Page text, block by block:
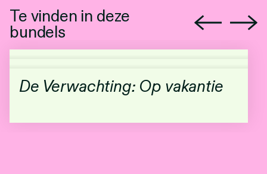
Te vinden in deze
bundels
De Verwachting: Op vakantie